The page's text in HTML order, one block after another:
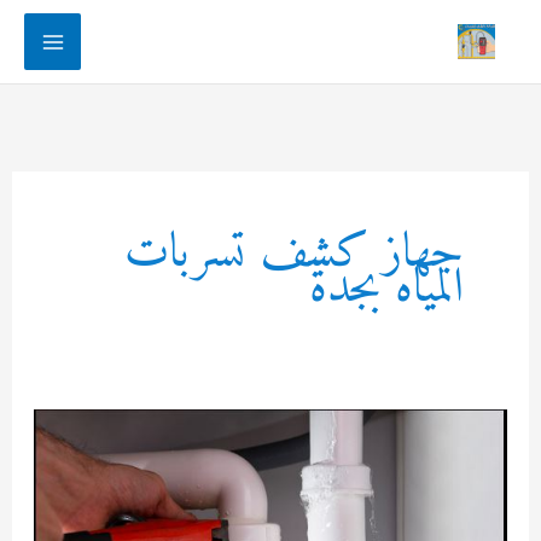
Main
جهاز كشف تسربات
المياه بجدة